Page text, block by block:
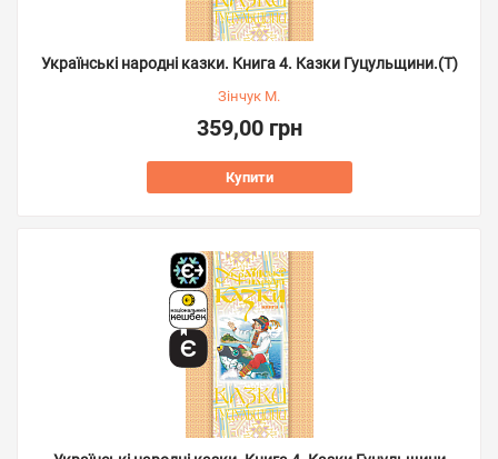
Українські народні казки. Книга 4. Казки Гуцульщини.(Т)
Зінчук М.
359,00 грн
Купити